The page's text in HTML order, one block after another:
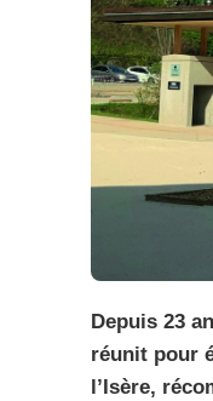
DÉPARTEMENTAL
CONSTRUCTION
Depuis 23
réunit pour
l’Isère,